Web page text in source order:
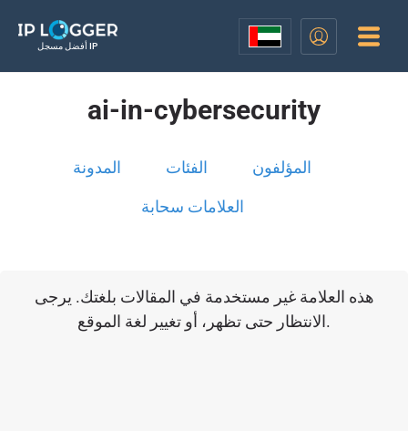
أفضل مسجل IP
ai-in-cybersecurity
المدونة الفئات المؤلفون
العلامات سحابة